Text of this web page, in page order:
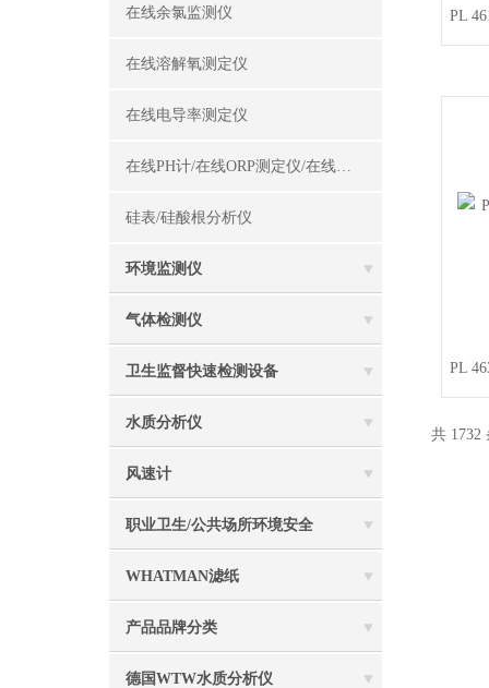
在线余氯监测仪
在线溶解氧测定仪
在线电导率测定仪
在线PH计/在线ORP测定仪/在线酸碱度计
硅表/硅酸根分析仪
环境监测仪
气体检测仪
卫生监督快速检测设备
水质分析仪
风速计
职业卫生/公共场所环境安全
WHATMAN滤纸
产品品牌分类
德国WTW水质分析仪
PL
PL
共 1732